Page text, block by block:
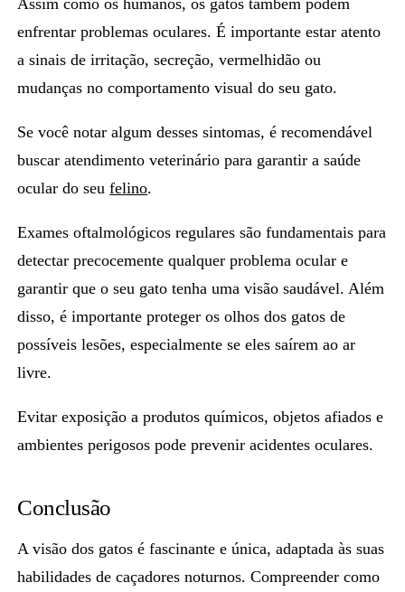
Assim como os humanos, os gatos também podem
enfrentar problemas oculares. É importante estar atento
asinais de irritação, secreção, vermelhidão ou
mudanças no comportamento visual do seu gato.
Se você notar algum desses sintomas, é recomendável
buscar atendimento veterinário para garantir a saúde
ocular do seufelino.
Exames oftalmológicos regulares são fundamentais para
detectar precocemente qualquer problema ocular e
garantir que o seu gato tenha uma visão saudável. Além
disso, é importante proteger os olhos dos gatos de
possíveis lesões, especialmente se eles saírem ao ar
livre.
Evitar exposição a produtos químicos, objetos afiados e
ambientes perigosos pode prevenir acidentes oculares.
Conclusão
A visão dos gatos é fascinante e única,adaptada às suas
habilidades de caçadores noturnos. Compreender como